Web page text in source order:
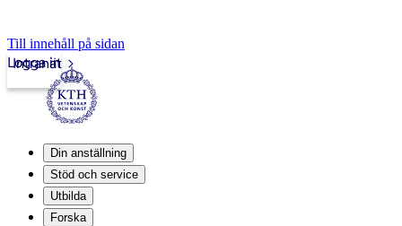
Till innehåll på sidan
Intranät
Logga in
Din anställning
Stöd och service
Utbilda
Forska